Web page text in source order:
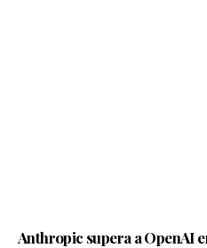
Anthropic supera a OpenAI